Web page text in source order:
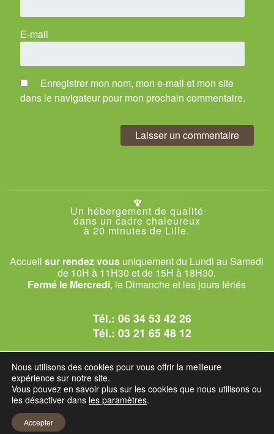
E-mail
Enregistrer mon nom, mon e-mail et mon site
dans le navigateur pour mon prochain commentaire.
Un hébergement de qualité
dans un cadre chaleureux
à 20 minutes de Lille.
Accueilsur rendez vous uniquement du Lundi au Samedi
de 10H à 11H30 et de 15H à 18H30.
Fermé le Mercredi, le Dimanche et les jours fériés
Tél.:06 34 53 42 26
Tél.:03 21 65 48 12
© 2026 Le Club des Chats
1228 rue bataille - 62840 Sailly-sur-la-Lys.
Mentions légales et C.G.U
Nous utilisons des cookies pour vous offrir la meilleure
expérience sur notre site.
Vous pouvez en savoir plus sur les cookies que nous utilisons ou
les désactiver dans les paramètres.
Accepter